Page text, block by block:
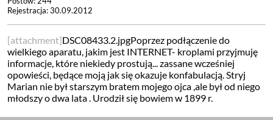
Rejestracja: 30.09.2012
[attachment]DSC08433.2.jpgPoprzez podłączenie do
wielkiego aparatu, jakim jest INTERNET- kroplami przyjmuję
informacje, które niekiedy prostują... zassane wcześniej
opowieści, będące moją jak się okazuje konfabulacją. Stryj
Marian nie był starszym bratem mojego ojca ,ale był od niego
młodszy o dwa lata . Urodził się bowiem w 1899 r.